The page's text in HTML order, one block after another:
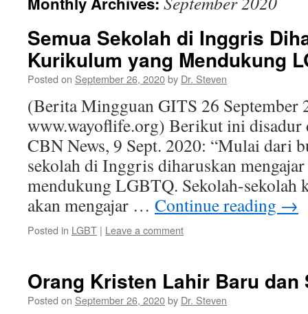
Semua Sekolah di Inggris
Kurikulum yang Mendukung
Posted on September 26, 2020by Dr. Steven
(Berita Mingguan GITS 26 September
www.wayoflife.org) Berikut ini disadur
CBN News, 9 Sept. 2020: “Mulai dari
sekolah di Inggris diharuskan
mendukung LGBTQ. Sekolah-sekolah
akan mengajar … Continue reading →
Posted in LGBT | Leave a comment
Orang Kristen Lahir Baru dan
Posted on September 26, 2020by Dr. Steven